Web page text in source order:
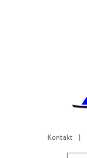
Kontakt |